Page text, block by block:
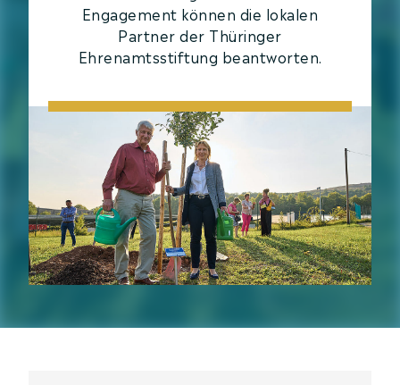
fonds
Engagement können die lokalen
Partner der Thüringer
Ehrenamtsstiftung beantworten.